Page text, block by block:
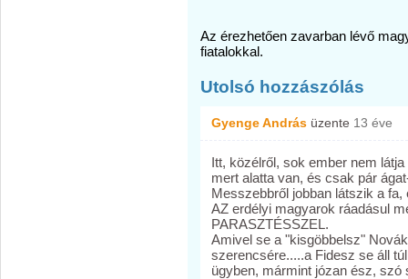
Az érezhetően zavarban lévő
fiatalokkal.
Utolsó hozzászólás
Gyenge András üzente 13 éve
Itt, közélről, sok ember nem
mert alatta van, és csak pár
Messzebbről jobban látszik a
AZ erdélyi magyarok ráadásul
PARASZTÉSSZEL.
Amivel se a "kisgöbbelsz"
szerencsére.....a Fidesz se áll
ügyben, mármint józan ész, szó